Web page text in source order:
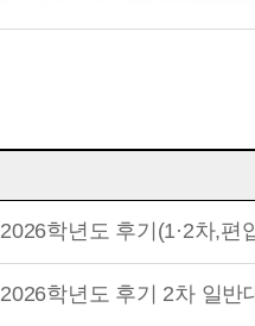
2026학년도 후기 2차 일반